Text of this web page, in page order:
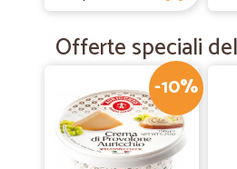
Offerte speciali
-10%